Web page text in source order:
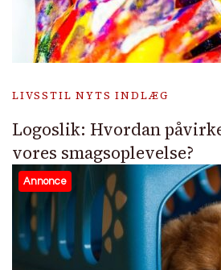
LIVSSTIL NYTS INDLÆG
Logoslik: Hvordan
vores smagsoplevelse?
Annonce